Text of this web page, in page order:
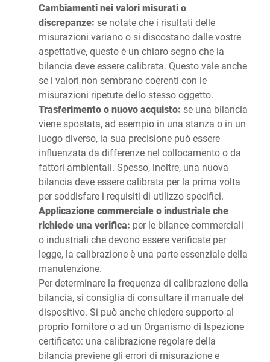
Cambiamenti nei valori misurati o
discrepanze: se notate che i risultati delle
misurazioni variano o si discostano dalle vostre
aspettative, questo è un chiaro segno che la
bilancia deve essere calibrata. Questo vale anche
se i valori non sembrano coerenti con le
misurazioni ripetute dello stesso oggetto.
Trasferimento o nuovo acquisto: se una bilancia
viene spostata, ad esempio in una stanza o in un
luogo diverso, la sua precisione può essere
influenzata da differenze nel collocamento o da
fattori ambientali. Spesso, inoltre, una nuova
bilancia deve essere calibrata per la prima volta
per soddisfare i requisiti di utilizzo specifici.
Applicazione commerciale o industriale che
richiede una verifica: per le bilance commerciali
o industriali che devono essere verificate per
legge, la calibrazione è una parte essenziale della
manutenzione.
Per determinare la frequenza di calibrazione della
bilancia, si consiglia di consultare il manuale del
dispositivo. Si può anche chiedere supporto al
proprio fornitore o ad un Organismo di Ispezione
certificato: una calibrazione regolare della
bilancia previene gli errori di misurazione e